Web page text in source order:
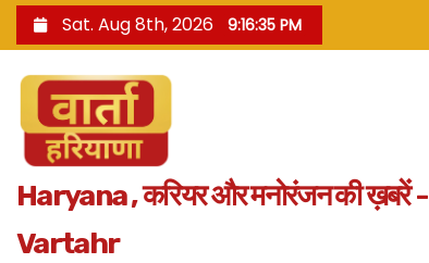
k
Sat. Aug 8th, 2026 9:16:36 PM
Haryana , करियर और मनोरंजन की ख़बरें -
Vartahr